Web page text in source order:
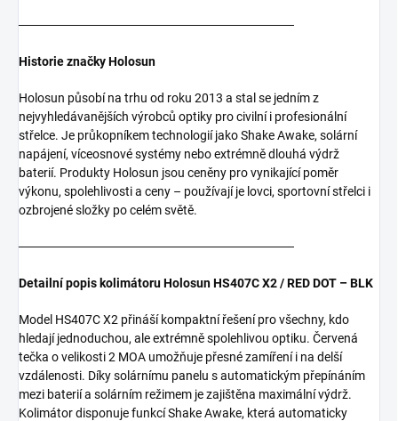
───────────────────────────────
Historie značky Holosun
Holosun působí na trhu od roku 2013 a stal se jedním z
nejvyhledávanějších výrobců optiky pro civilní i profesionální
střelce. Je průkopníkem technologií jako Shake Awake, solární
napájení, víceosnové systémy nebo extrémně dlouhá výdrž
baterií. Produkty Holosun jsou ceněny pro vynikající poměr
výkonu, spolehlivosti a ceny – používají je lovci, sportovní střelci i
ozbrojené složky po celém světě.
───────────────────────────────
Detailní popis kolimátoru Holosun HS407C X2 / RED DOT – BLK
Model HS407C X2 přináší kompaktní řešení pro všechny, kdo
hledají jednoduchou, ale extrémně spolehlivou optiku. Červená
tečka o velikosti 2 MOA umožňuje přesné zamíření i na delší
vzdálenosti. Díky solárnímu panelu s automatickým přepínáním
mezi baterií a solárním režimem je zajištěna maximální výdrž.
Kolimátor disponuje funkcí Shake Awake, která automaticky